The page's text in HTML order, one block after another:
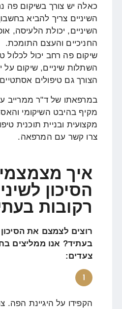
כאלה יש צורך בשיקום פה
השיניים צריך להביא
השיניים, יכולת הלעיסה,
החניכיים והעצם התומכת.
שיקום פה רחב יכול לכלול
השתלות שיניים, שיקום על
הצורך גם טיפולים אסתטיים
במרפאתו של ד"ר ממרייב
מקיף בהיבט השיקומי
מקצועית ובניית תוכנית
צרו קשר עם המרפאה.
איך
הסיכון
רקובות
רוצים לצמצם את הסיכון
בעתיד? אנו ממליצים
צעדים:
הקפידו על היגיינת הפה.